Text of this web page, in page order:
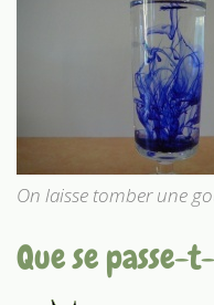
On laisse tomber une
Que se passe-